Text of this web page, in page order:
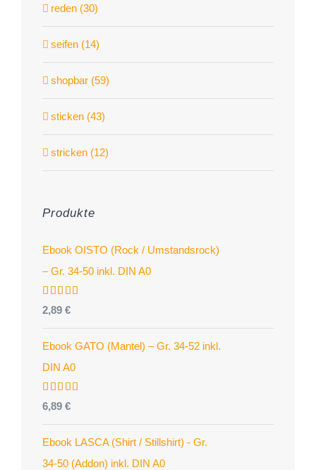
reden (30)
seifen (14)
shopbar (59)
sticken (43)
stricken (12)
Produkte
Ebook OISTO (Rock / Umstandsrock)
– Gr. 34-50 inkl. DIN A0
Bewertet
mit4.96
von 5
2,89 €
Ebook GATO (Mantel) – Gr. 34-52 inkl.
DIN A0
Bewertet
mit5.00
von 5
6,89 €
Ebook LASCA (Shirt / Stillshirt) - Gr.
34-50 (Addon) inkl. DIN A0